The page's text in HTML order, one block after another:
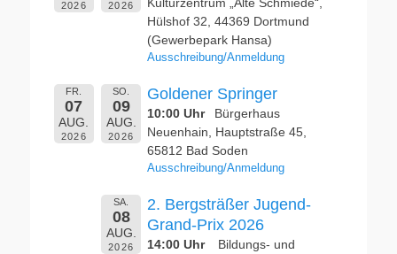
2026 2026
Hülshof 32, 44369 Dortmund
(Gewerbepark Hansa)
Ausschreibung/Anmeldung
FR.
07
AUG.
2026
SO.
09
AUG.
2026
Goldener Springer
10:00 Uhr
Bürgerhaus
Neuenhain, Hauptstraße 45,
65812 Bad Soden
Ausschreibung/Anmeldung
SA.
08
AUG.
2026
2. Bergsträßer Jugend-
Grand-Prix 2026
14:00 Uhr
Bildungs- und